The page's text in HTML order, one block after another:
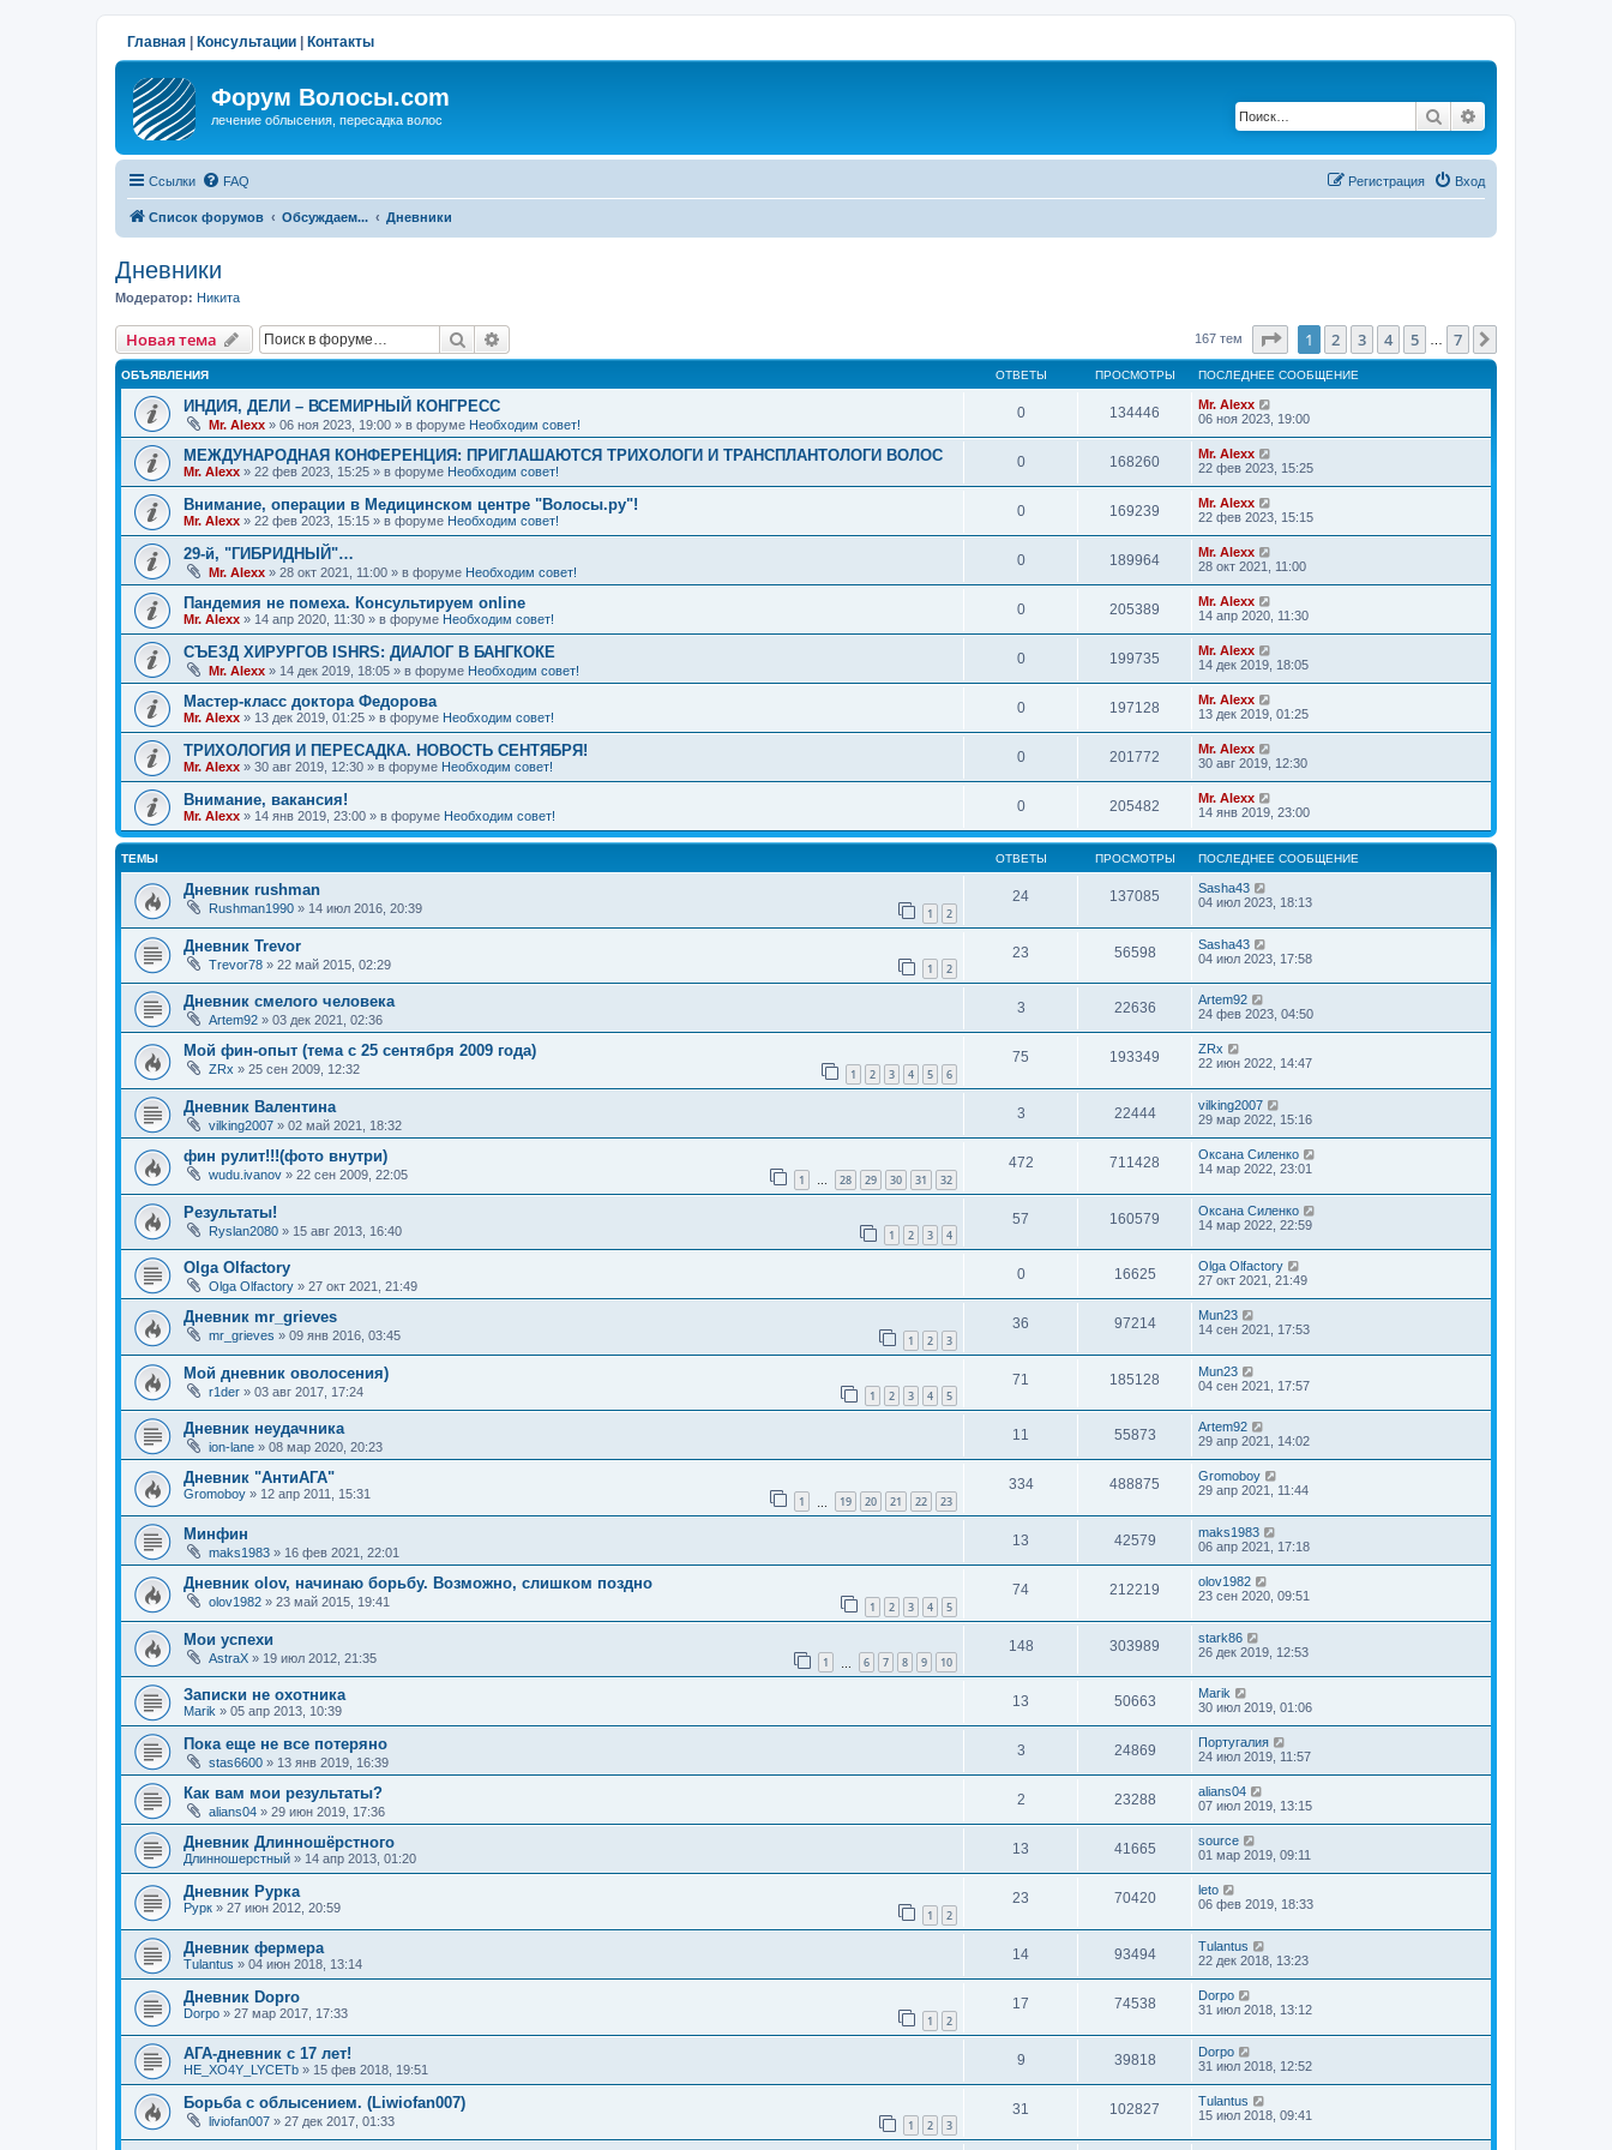
Главная Консультации Контакты
Форум Волосы.com
лечение облысения, пересадка волос Поиск
Ссылки FAQ Вход
Регистрация
Список форумов Обсуждаем... Дневники
Дневники
Модератор: Hикита
Новая тема Поиск 167 тем Страница1 из
1 2 3 4 5 7
ОБЪЯВЛЕНИЯ ОТВЕТЫ ПРОСМОТРЫ ПОСЛЕДНЕЕ СООБЩЕНИЕ
ИНДИЯ, ДЕЛИ – ВСЕМИРНЫЙ КОНГРЕСС
Mr. Alexx » 06 ноя 2023, 19:00 » в форуме Необходим совет!
0 134446
Mr. Alexx
06 ноя 2023, 19:00
МЕЖДУНАРОДНАЯ КОНФЕРЕНЦИЯ: ПРИГЛАШАЮТСЯ ТРИХОЛОГИ И ТРАНСПЛАНТОЛОГИ ВОЛОС
Mr. Alexx » 22 фев 2023, 15:25 » в форуме Необходим совет!
0 168260
Mr. Alexx
22 фев 2023, 15:25
Внимание, операции в Медицинском центре "Волосы.ру"!
Mr. Alexx » 22 фев 2023, 15:15 » в форуме Необходим совет!
0 169239
Mr. Alexx
22 фев 2023, 15:15
29-й, "ГИБРИДНЫЙ"…
Mr. Alexx » 28 окт 2021, 11:00 » в форуме Необходим совет!
0 189964
Mr. Alexx
28 окт 2021, 11:00
Пандемия не помеха. Консультируем online
Mr. Alexx » 14 апр 2020, 11:30 » в форуме Необходим совет!
0 205389
Mr. Alexx
14 апр 2020, 11:30
СЪЕЗД ХИРУРГОВ ISHRS: ДИАЛОГ В БАНГКОКЕ
Mr. Alexx » 14 дек 2019, 18:05 » в форуме Необходим совет!
0 199735
Mr. Alexx
14 дек 2019, 18:05
Мастер-класс доктора Федорова
Mr. Alexx » 13 дек 2019, 01:25 » в форуме Необходим совет!
0 197128
Mr. Alexx
13 дек 2019, 01:25
ТРИХОЛОГИЯ И ПЕРЕСАДКА. НОВОСТЬ СЕНТЯБРЯ!
Mr. Alexx » 30 авг 2019, 12:30 » в форуме Необходим совет!
0 201772
Mr. Alexx
30 авг 2019, 12:30
Внимание, вакансия!
Mr. Alexx » 14 янв 2019, 23:00 » в форуме Необходим совет!
0 205482
Mr. Alexx
14 янв 2019, 23:00
ТЕМЫ ОТВЕТЫ ПРОСМОТРЫ ПОСЛЕДНЕЕ СООБЩЕНИЕ
Дневник rushman
Rushman1990 » 14 июл 2016, 20:39 1 2
24 137085
Sasha43
04 июл 2023, 18:13
Дневник Trevor
Trevor78 » 22 май 2015, 02:29 1 2
23 56598
Sasha43
04 июл 2023, 17:58
Дневник смелого человека
Artem92 » 03 дек 2021, 02:36
3 22636
Artem92
24 фев 2023, 04:50
Мой фин-опыт (тема с 25 сентября 2009 года)
ZRx » 25 сен 2009, 12:32 1 2 3 4 5 6
75 193349
ZRx
22 июн 2022, 14:47
Дневник Валентина
vilking2007 » 02 май 2021, 18:32
3 22444
vilking2007
29 мар 2022, 15:16
фин рулит!!!(фото внутри)
wudu.ivanov » 22 сен 2009, 22:05 1 … 28 29 30 31 32
472 711428
Оксана Силенко
14 мар 2022, 23:01
Результаты!
Ryslan2080 » 15 авг 2013, 16:40 1 2 3 4
57 160579
Оксана Силенко
14 мар 2022, 22:59
Olga Olfactory
Olga Olfactory » 27 окт 2021, 21:49
0 16625
Olga Olfactory
27 окт 2021, 21:49
Дневник mr_grieves
mr_grieves » 09 янв 2016, 03:45 1 2 3
36 97214
Mun23
14 сен 2021, 17:53
Мой дневник оволосения)
r1der » 03 авг 2017, 17:24 1 2 3 4 5
71 185128
Mun23
04 сен 2021, 17:57
Дневник неудачника
ion-lane » 08 мар 2020, 20:23
11 55873
Artem92
29 апр 2021, 14:02
Дневник "АнтиАГА"
Gromoboy » 12 апр 2011, 15:31 1 19 20 21 22 23
334 488875
Gromoboy
29 апр 2021, 11:44
Минфин
maks1983 » 16 фев 2021, 22:01
13 42579
maks1983
06 апр 2021, 17:18
Дневник olov, начинаю борьбу. Возможно, слишком поздно
olov1982 » 23 май 2015, 19:41 1 2 3 4 5
74 212219
olov1982
23 сен 2020, 09:51
Мои успехи
AstraX » 19 июл 2012, 21:35 1 6 7 8 9 10
148 303989
stark86
26 дек 2019, 12:53
Записки не охотника
Marik » 05 апр 2013, 10:39
13 50663
Marik
30 июл 2019, 01:06
Пока еще не все потеряно
stas6600 » 13 янв 2019, 16:39
3 24869
Португалия
24 июл 2019, 11:57
Как вам мои результаты?
alians04 » 29 июн 2019, 17:36
2 23288
alians04
07 июл 2019, 13:15
Дневник Длинношёрстного
Длинношерстный » 14 апр 2013, 01:20
13 41665
source
01 мар 2019, 09:11
Дневник Рурка
Рурк » 27 июн 2012, 20:59 1 2
23 70420
leto
06 фев 2019, 18:33
Дневник фермера
Tulantus » 04 июн 2018, 13:14
14 93494
Tulantus
22 дек 2018, 13:23
Дневник Dopro
Dorpo » 27 мар 2017, 17:33 1 2
17 74538
Dorpo
31 июл 2018, 13:12
АГА-дневник с 17 лет!
HE_XO4Y_LYCETb » 15 фев 2018, 19:51
9 39818
Dorpo
31 июл 2018, 12:52
Борьба с облысением. (Liwiofan007)
liviofan007 » 27 дек 2017, 01:33 1 2 3
31 102827
Tulantus
15 июл 2018, 09:41